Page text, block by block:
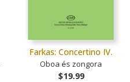
Farkas: Concertino IV.
Oboa és zongora
$19.99